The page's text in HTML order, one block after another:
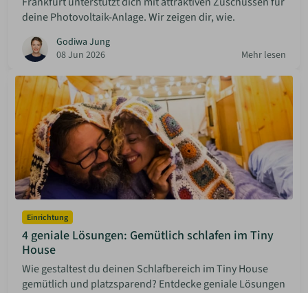
deine Photovoltaik-Anlage. Wir zeigen dir, wie.
Godiwa Jung
08 Jun 2026
Mehr lesen
Einrichtung
4 geniale Lösungen: Gemütlich schlafen im Tiny
House
Wie gestaltest du deinen Schlafbereich im Tiny House
gemütlich und platzsparend? Entdecke geniale Lösungen